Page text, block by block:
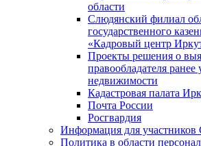
области
Слюдянский филиал
государственного
«Кадровый центр
Проекты решения о
правообладателя
недвижимости
Кадастровая палата
Почта России
Росгвардия
Информация для
Политика в области